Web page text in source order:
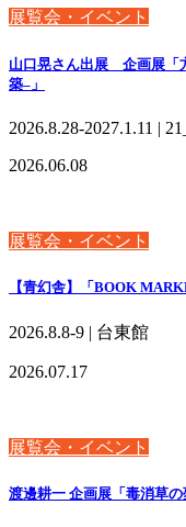
展覧会・イベント
山口晃さん出展 企画展「
築–」
2026.8.28-2027.1.11 |
2026.06.08
展覧会・イベント
【青幻舎】「BOOK
2026.8.8-9 | 台東館
2026.07.17
展覧会・イベント
渡邊耕一 企画展「毒消草